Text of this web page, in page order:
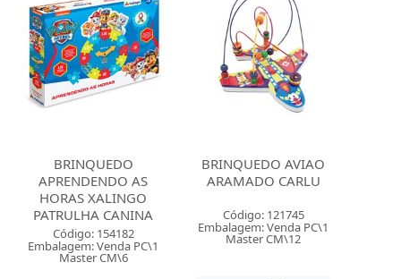
BRINQUEDO
APRENDENDO AS
HORAS XALINGO
PATRULHA CANINA
Código: 154182
Embalagem: Venda PC\1
Master CM\6
BRINQUEDO AVIAO
ARAMADO CARLU
Código: 121745
Embalagem: Venda PC\1
Master CM\12